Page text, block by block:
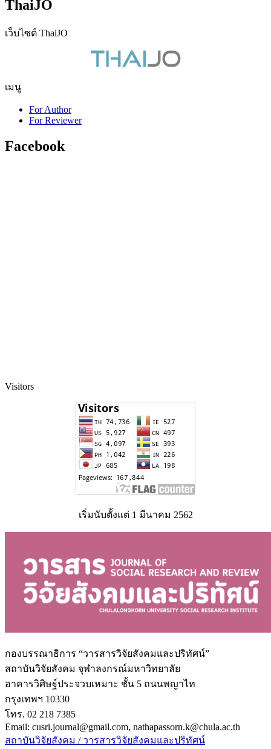
ThaiJO
เว็บไซต์ ThaiJO
เมนู
For Author
For Reviewer
Facebook
Visitors
เริ่มนับตั้งแต่ 1 มีนาคม 2562
กองบรรณาธิการ “วารสารวิจัยสังคมและปริทัศน์”
สถาบันวิจัยสังคม จุฬาลงกรณ์มหาวิทยาลัย
อาคารวิศิษฐ์ประจวบเหมาะ ชั้น 5 ถนนพญาไท
กรุงเทพฯ 10330
โทร. 02 218 7385
Email: cusri.journal@gmail.com, nathapassorn.k@chula.ac.th
สถาบันวิจัยสังคม / วารสารวิจัยสังคมและปริทัศน์